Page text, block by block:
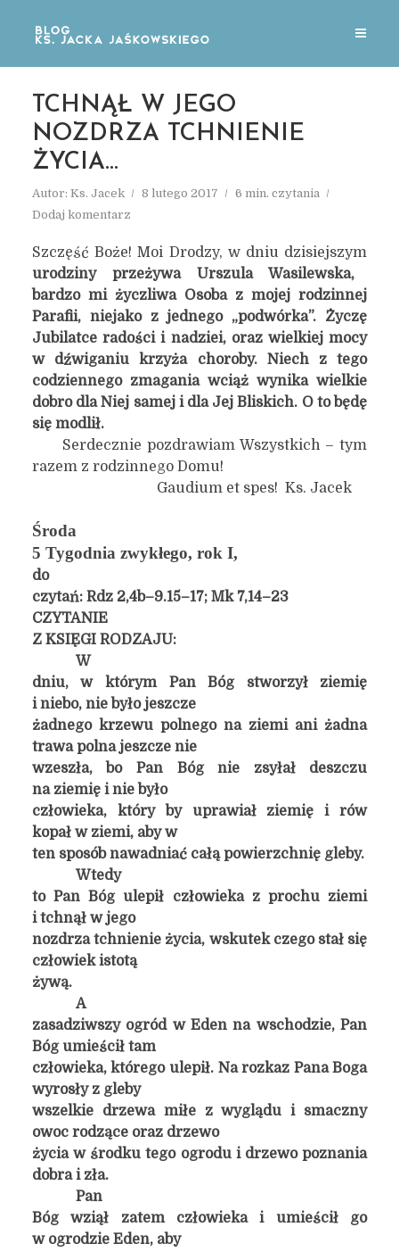
TCHNĄŁ W JEGO
NOZDRZA TCHNIENIE
ŻYCIA…
Autor: Ks. Jacek 8 lutego 2017
6 min. czytania
Dodaj komentarz
Szczęść Boże! Moi Drodzy, w dniu dzisiejszym
urodziny przeżywa Urszula Wasilewska,
bardzo mi życzliwa Osoba z mojej rodzinnej
Parafii, niejako z jednego „podwórka”. Życzę
Jubilatce radości i nadziei, oraz wielkiej mocy
w dźwiganiu krzyża choroby. Niech z tego
codziennego zmagania wciąż wynika wielkie
dobro dla Niej samej i dla Jej Bliskich. O to będę
się modlił.
Serdecznie pozdrawiam Wszystkich – tym
razem z rodzinnego Domu!
Gaudium et spes! Ks. Jacek
Środa
5 Tygodnia zwykłego, rok I,
do
czytań: Rdz 2,4b–9.15–17; Mk 7,14–23
CZYTANIE
Z KSIĘGI RODZAJU:
W
dniu, w którym Pan Bóg stworzył ziemię
i niebo, nie było jeszcze
żadnego krzewu polnego na ziemi ani żadna
trawa polna jeszcze nie
wzeszła, bo Pan Bóg nie zsyłał deszczu
na ziemię i nie było
człowieka, który by uprawiał ziemię i rów
kopał w ziemi, aby w
ten sposób nawadniać całą powierzchnię gleby.
Wtedy
to Pan Bóg ulepił człowieka z prochu ziemi
i tchnął w jego
nozdrza tchnienie życia, wskutek czego stał się
człowiek istotą
żywą.
A
zasadziwszy ogród w Eden na wschodzie, Pan
Bóg umieścił tam
człowieka, którego ulepił. Na rozkaz Pana Boga
wyrosły z gleby
wszelkie drzewa miłe z wyglądu i smaczny
owoc rodzące oraz drzewo
życia w środku tego ogrodu i drzewo poznania
dobra i zła.
Pan
Bóg wziął zatem człowieka i umieścił go
w ogrodzie Eden, aby